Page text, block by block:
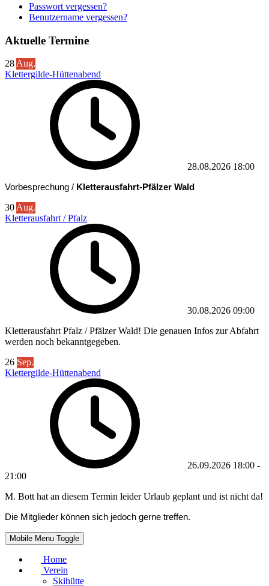
Passwort vergessen?
Benutzername vergessen?
Aktuelle Termine
28 Aug.
Klettergilde-Hüttenabend
28.08.2026 18:00
Vorbesprechung / Kletterausfahrt-Pfälzer Wald
30 Aug.
Kletterausfahrt / Pfalz
30.08.2026 09:00
Kletterausfahrt Pfalz / Pfälzer Wald! Die genauen Infos zur Abfahrt
werden noch bekanntgegeben.
26 Sep.
Klettergilde-Hüttenabend
26.09.2026 18:00 -
21:00
M. Bott hat an diesem Termin leider Urlaub geplant und ist nicht da!
Die Mitglieder können sich jedoch gerne treffen.
Mobile Menu Toggle
Home
Verein
Skihütte